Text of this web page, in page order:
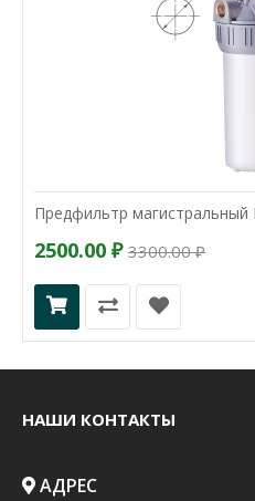
Предфильтр
2500.00 ₽ 3300.00 ₽
НАШИ КОНТАКТЫ
АДРЕС